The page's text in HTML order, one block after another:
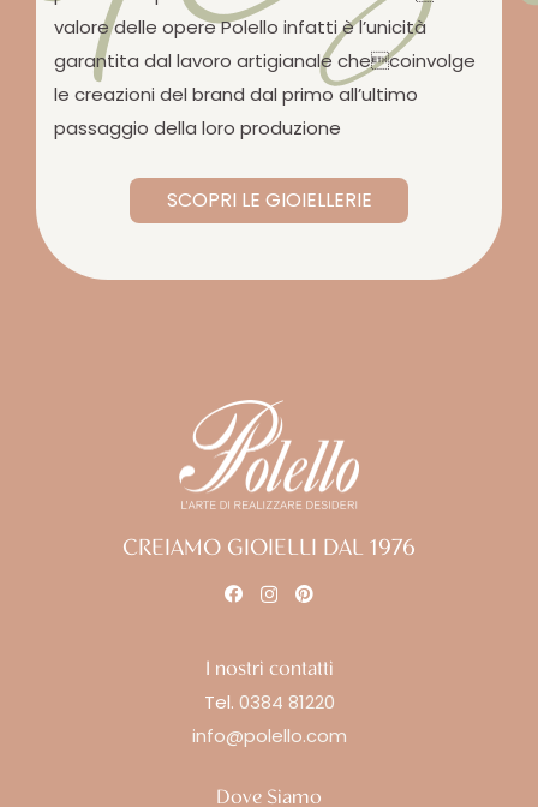
valore delle opere Polello infatti è l’unicità
garantita dal lavoro artigianale checoinvolge
le creazioni del brand dal primo all’ultimo
passaggio della loro produzione
SCOPRI LE GIOIELLERIE
CREIAMO GIOIELLI DAL 1976
I nostri contatti
Tel. 0384 81220
info@polello.com
Dove Siamo